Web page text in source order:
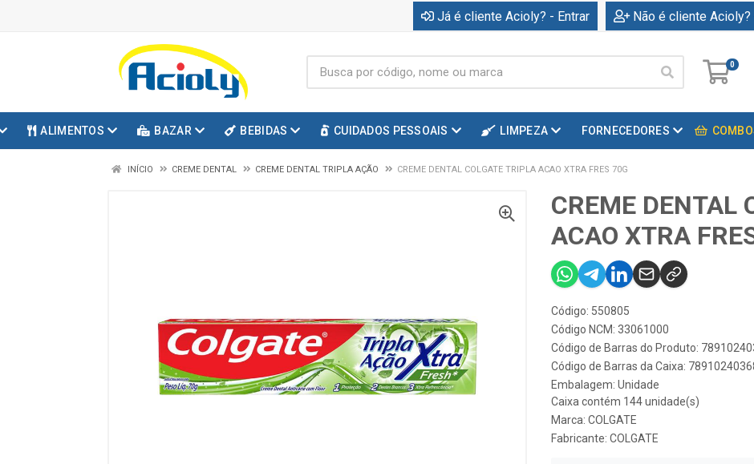
Já é cliente Acioly? - Entrar Não é cliente Acioly?
0
ALIMENTOS BAZAR BEBIDAS CUIDADOS PESSOAIS LIMPEZA FORNECEDORES
INÍCIO CREME DENTAL CREME DENTAL TRIPLA AÇÃO CREME DENTAL COLGATE TRIPLA ACAO XTRA FRES 70G
CREME DENTAL
ACAO XTRA
Código: 550805
Código NCM: 33061000
Código de Barras do Produto:
Código de Barras da Caixa:
Embalagem: Unidade
Caixa contém 144 unidade(s)
Marca: COLGATE
Fabricante: COLGATE